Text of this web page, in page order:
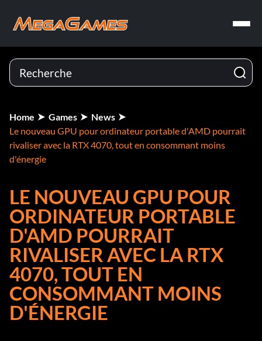
Home Games
News
Le nouveau GPU pour ordinateur portable d'AMD pourrait
rivaliser avec la RTX 4070, tout en consommant moins
d'énergie
LE NOUVEAU GPU POUR
ORDINATEUR PORTABLE
D'AMD POURRAIT
RIVALISER AVEC LA RTX
4070, TOUT EN
CONSOMMANT MOINS
D'ÉNERGIE